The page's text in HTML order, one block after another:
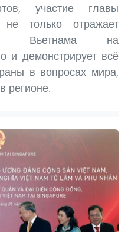
участие главы
только отражает
Вьетнама на
и демонстрирует всё
в вопросах мира,
регионе.